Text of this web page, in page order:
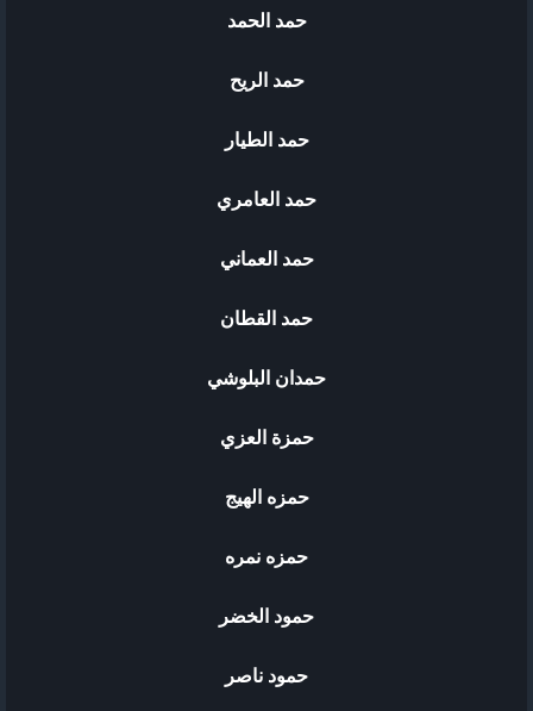
حمد الحمد
حمد الريح
حمد الطيار
حمد العامري
حمد العماني
حمد القطان
حمدان البلوشي
حمزة العزي
حمزه الهيج
حمزه نمره
حمود الخضر
حمود ناصر